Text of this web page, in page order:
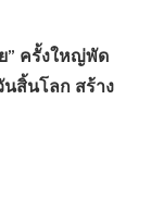
” ครั้งใหญ่พัด
สิ้นโลก สร้าง